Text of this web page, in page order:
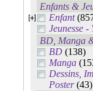
Enfants &
Enfant
Jeunesse -
BD, Manga
BD (138)
Manga
Dessins,
Poster(43)